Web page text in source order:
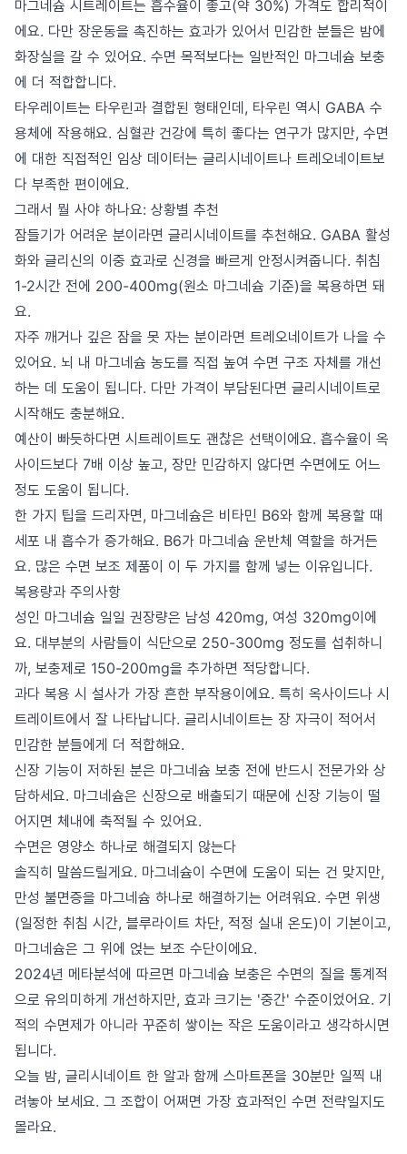
마그네슘 시트레이트는 흡수율이 좋고(약 30%) 가격도 합리적이
에요. 다만 장운동을 촉진하는 효과가 있어서 민감한 분들은 밤에
화장실을 갈 수 있어요. 수면 목적보다는 일반적인 마그네슘 보충
에 더 적합합니다.
타우레이트는 타우린과 결합된 형태인데, 타우린 역시 GABA 수
용체에 작용해요. 심혈관 건강에 특히 좋다는 연구가 많지만, 수면
에 대한 직접적인 임상 데이터는 글리시네이트나 트레오네이트보
다 부족한 편이에요.
그래서 뭘 사야 하나요: 상황별 추천
잠들기가 어려운 분이라면 글리시네이트를 추천해요. GABA 활성
화와 글리신의 이중 효과로 신경을 빠르게 안정시켜줍니다. 취침
1-2시간 전에 200-400mg(원소 마그네슘 기준)을 복용하면 돼
요.
자주 깨거나 깊은 잠을 못 자는 분이라면 트레오네이트가 나을 수
있어요. 뇌 내 마그네슘 농도를 직접 높여 수면 구조 자체를 개선
하는 데 도움이 됩니다. 다만 가격이 부담된다면 글리시네이트로
시작해도 충분해요.
예산이 빠듯하다면 시트레이트도 괜찮은 선택이에요. 흡수율이 옥
사이드보다 7배 이상 높고, 장만 민감하지 않다면 수면에도 어느
정도 도움이 됩니다.
한 가지 팁을 드리자면, 마그네슘은 비타민 B6와 함께 복용할 때
세포 내 흡수가 증가해요. B6가 마그네슘 운반체 역할을 하거든
요. 많은 수면 보조 제품이 이 두 가지를 함께 넣는 이유입니다.
복용량과 주의사항
성인 마그네슘 일일 권장량은 남성 420mg, 여성 320mg이에
요. 대부분의 사람들이 식단으로 250-300mg 정도를 섭취하니
까, 보충제로 150-200mg을 추가하면 적당합니다.
과다 복용 시 설사가 가장 흔한 부작용이에요. 특히 옥사이드나 시
트레이트에서 잘 나타납니다. 글리시네이트는 장 자극이 적어서
민감한 분들에게 더 적합해요.
신장 기능이 저하된 분은 마그네슘 보충 전에 반드시 전문가와 상
담하세요. 마그네슘은 신장으로 배출되기 때문에 신장 기능이 떨
어지면 체내에 축적될 수 있어요.
수면은 영양소 하나로 해결되지 않는다
솔직히 말씀드릴게요. 마그네슘이 수면에 도움이 되는 건 맞지만,
만성 불면증을 마그네슘 하나로 해결하기는 어려워요. 수면 위생
(일정한 취침 시간, 블루라이트 차단, 적정 실내 온도)이 기본이고,
마그네슘은 그 위에 얹는 보조 수단이에요.
2024년 메타분석에 따르면 마그네슘 보충은 수면의 질을 통계적
으로 유의미하게 개선하지만, 효과 크기는 '중간' 수준이었어요. 기
적의 수면제가 아니라 꾸준히 쌓이는 작은 도움이라고 생각하시면
됩니다.
오늘 밤, 글리시네이트 한 알과 함께 스마트폰을 30분만 일찍 내
려놓아 보세요. 그 조합이 어쩌면 가장 효과적인 수면 전략일지도
몰라요.